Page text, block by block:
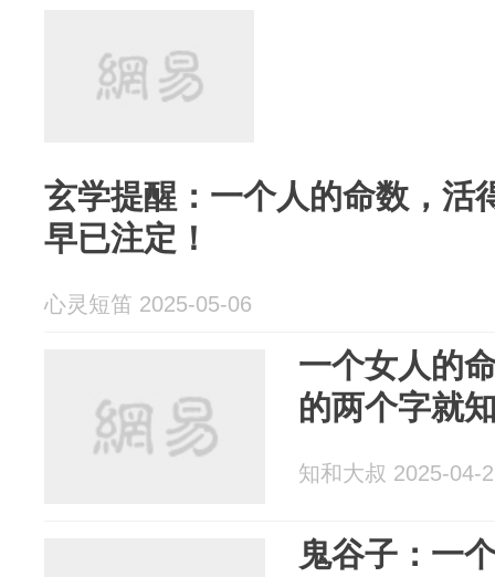
玄学提醒：一个人的命数，活
早已注定！
心灵短笛 2025-05-06
一个女人的
的两个字就
知和大叔 2025-04-
鬼谷子：一